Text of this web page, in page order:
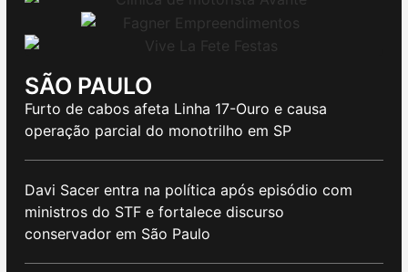
SÃO PAULO
Furto de cabos afeta Linha 17-Ouro e causa
operação parcial do monotrilho em SP
Davi Sacer entra na política após episódio com
ministros do STF e fortalece discurso
conservador em São Paulo